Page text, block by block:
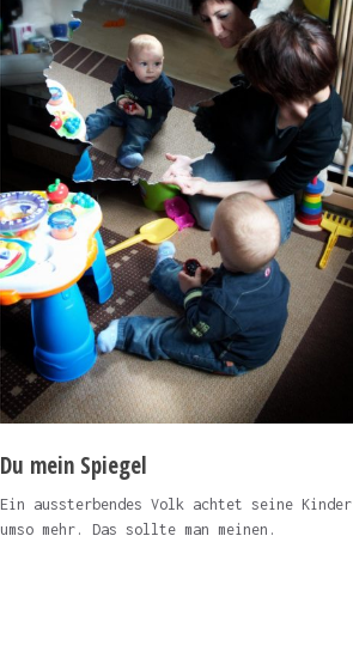
Du mein Spiegel
Ein aussterbendes Volk achtet seine Kinder
umso mehr. Das sollte man meinen.